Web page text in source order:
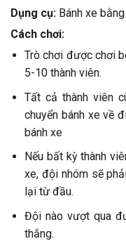
Dụng cụ: Bánh xe
Cách chơi:
Trò chơi được chơi
5-10 thành viên.
Tất cả thành viên
chuyển bánh xe về
bánh xe
Nếu bất kỳ thành
xe, đội nhóm sẽ
lại từ đầu.
Đội nào vượt qua
thắng.